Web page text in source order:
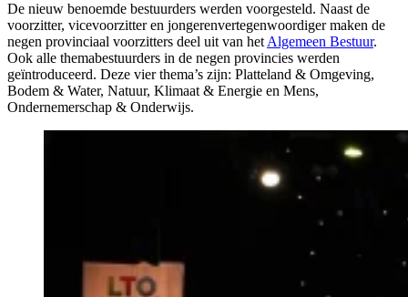
De nieuw benoemde bestuurders werden voorgesteld. Naast de
voorzitter, vicevoorzitter en jongerenvertegenwoordiger maken de
negen provinciaal voorzitters deel uit van het Algemeen Bestuur.
Ook alle themabestuurders in de negen provincies werden
geïntroduceerd. Deze vier thema’s zijn: Platteland & Omgeving,
Bodem & Water, Natuur, Klimaat & Energie en Mens,
Ondernemerschap & Onderwijs.